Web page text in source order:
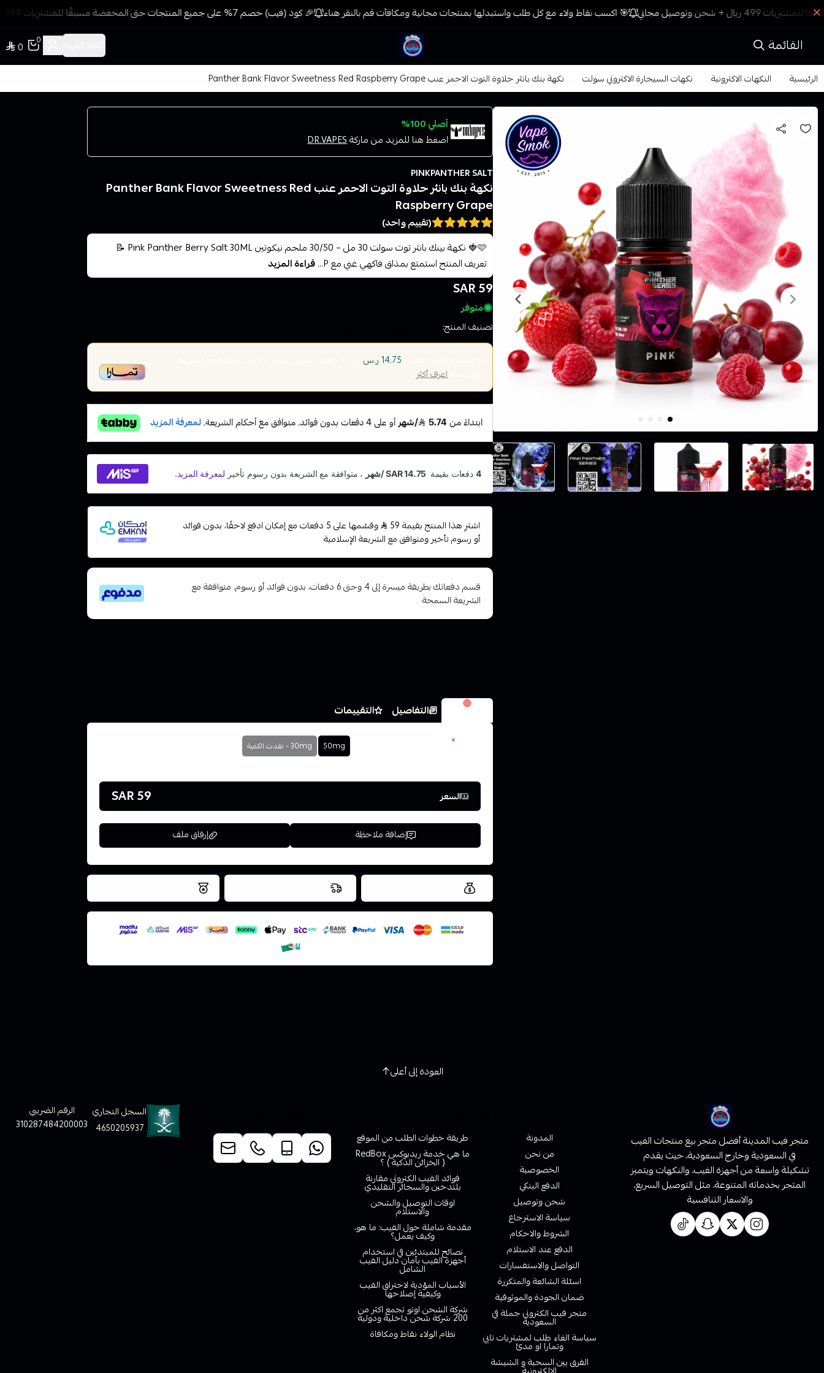
🎯 اكسب نقاط ولاء مع كل طلب واستبدلها بمنتجات مجانية ومكافآت قم بالنقر هناء 🎉 كود (فيب) خصم 7% على جميع المنتجات حتى المخفضة مسبقًا للمشتريات 499 ريال + شحن وتوصيل مجاني
القائمة فيب المدينة
0
0
الرئيسية النكهات الاكترونية نكهات السيجارة الاكتروني سولت نكهة بنك بانثر حلاوة التوت الاحمر عنب Panther Bank Flavor Sweetness Red Raspberry Grape
أصلي 100%
اضغط هنا للمزيد من ماركةDR.VAPES
PINKPANTHER SALT
نكهة بنك بانثر حلاوة التوت الاحمر عنب Panther Bank Flavor Sweetness Red
Raspberry Grape
(تقييم واحد)
🩷🍓 نكهة بينك بانثر توت سولت 30 مل – 30/50 ملجم نيكوتين Pink Panther Berry Salt 30ML 📝
تعريف المنتج استمتع بمذاق فاكهي غني مع P...
قراءة المزيد
59 SAR
متوفر
تصنيف المنتج:
14.75 ر.س على
الإسلاميةاعرف أكثر
اشترِ هذا المنتج بقيمة 59
وقسّمها على 5 دفعات مع إمكان ادفع لاحقًا، بدون فوائد
أو رسوم تأخير ومتوافق مع الشريعة الإسلامية
قسم دفعاتك بطريقة ميسرة إلى 4 وحتى 6 دفعات، بدون فوائد أو رسوم. متوافقة مع
الشريعة السمحة
الخيارات التفاصيل التقييمات
*
50mg 30mg - نفدت الكمية
السعر 59 SAR
إضافة ملاحظة إرفاق ملف
اسحب و افلت الملف هنا
استعراض
العروض والشحن مجاني نتميز بلجودة والتخزين الامن
العودة إلى أعلى
متجر فيب المدينة أفضل متجر بيع منتجات الفيب
في السعودية وخارج السعودية، حيث يقدم
تشكيلة واسعة من أجهزة الفيب، والنكهات ويتميز
المتجر بخدماته المتنوعة، مثل التوصيل السريع،
والاسعار التنافسية
المدونة
من نحن
الخصوصية
الدفع البنكي
شحن وتوصيل
سياسة الاسترجاع
الشروط والاحكام
الدفع عند الاستلام
التواصل والاستفسارات
اسئلة الشائعة والمتكررة
ضمان الجودة والموثوقية
متجر فيب الكتروني جملة في
السعودية
سياسة الغاء طلب لمشتريات تابي
وتمارا او مدئ
الفرق بين السحبة و الشيشة
طريقة خطوات الطلب من الموقع
ما هي خدمة ريدبوكس RedBox
( الخزائن الذكية ) ؟
فوائد الفيب الكتروني مقارنة
بلتدخين والسجائر التقليدي
اوقات التوصيل والشحن
والاستلام
مقدمة شاملة حول الفيب: ما هو،
وكيف يعمل؟
نصائح للمبتدئين في استخدام
أجهزة الفيب بأمان دليل الفيب
الشامل
الأسباب المؤدية لاحتراق الفيب
وكيفية إصلاحها
شركة الشحن اوتو تجمع اكثر من
200 شركة شحن داخلية ودولية
نظام الولاء نقاط ومكافاة
السجل التجاري
4650205937
الرقم الضريبي
310287484200003